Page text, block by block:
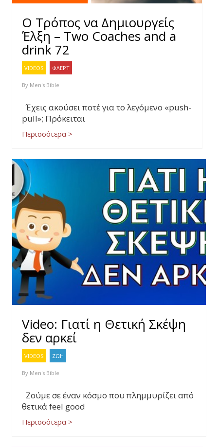
Ο Τρόπος να Δημιουργείς
Έλξη – Two Coaches and a
drink 72
VIDEOS ΦΛΕΡΤ
By Men's Bible
Έχεις ακούσει ποτέ για το λεγόμενο «push-
pull»; Πρόκειται
Περισσότερα >
Video: Γιατί η Θετική Σκέψη
δεν αρκεί
VIDEOS ΖΩΗ
By Men's Bible
Ζούμε σε έναν κόσμο που πλημμυρίζει από
θετικά feel good
Περισσότερα >